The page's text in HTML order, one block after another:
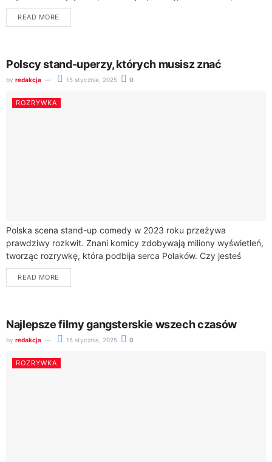
przede wszystkim opowieścią o ludzkiej godności,...
READ MORE
Polscy stand-uperzy, których musisz znać
by redakcja 15 stycznia, 2025 0
ROZRYWKA
Polska scena stand-up comedy w 2023 roku przeżywa
prawdziwy rozkwit. Znani komicy zdobywają miliony wyświetleń,
tworząc rozrywkę, która podbija serca Polaków. Czy jesteś
ciekaw, kto aktualnie rządzi polskim stand-upem?Ranking stand-
up...READ MORE
Najlepsze filmy gangsterskie wszech czasów
by redakcja 15 stycznia, 2025 0
ROZRYWKA